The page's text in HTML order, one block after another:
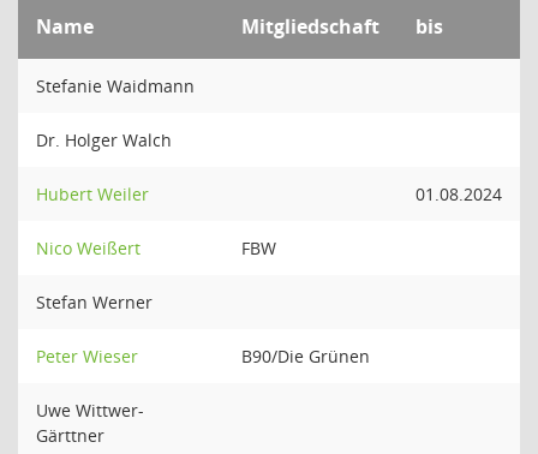
Name Mitgliedschaft bis
Stefanie Waidmann
Dr. Holger Walch
Hubert Weiler 01.08.2024
Nico Weißert FBW
Stefan Werner
Peter Wieser B90/Die Grünen
Uwe Wittwer-
Gärttner